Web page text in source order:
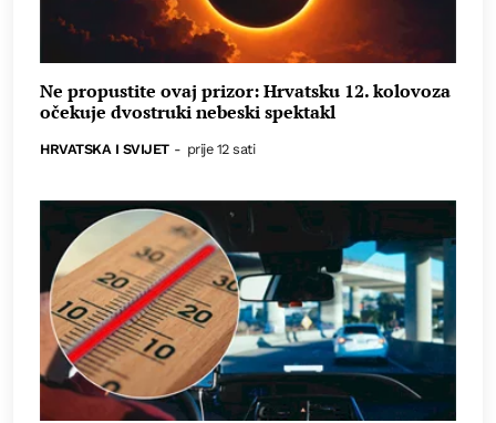
Ne propustite ovaj prizor: Hrvatsku 12. kolovoza
očekuje dvostruki nebeski spektakl
HRVATSKA I SVIJET - prije 12 sati